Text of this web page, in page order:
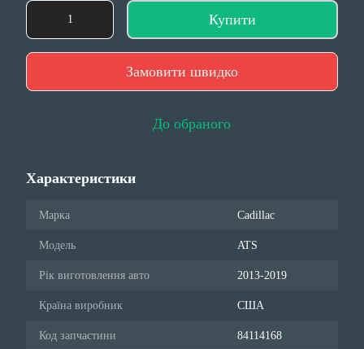
Купити
Замовити швидко
До обраного
Характеристики
Марка Cadillac
Модель ATS
Рік виготовлення авто 2013-2019
Країна виробник США
Код запчастини 84114168